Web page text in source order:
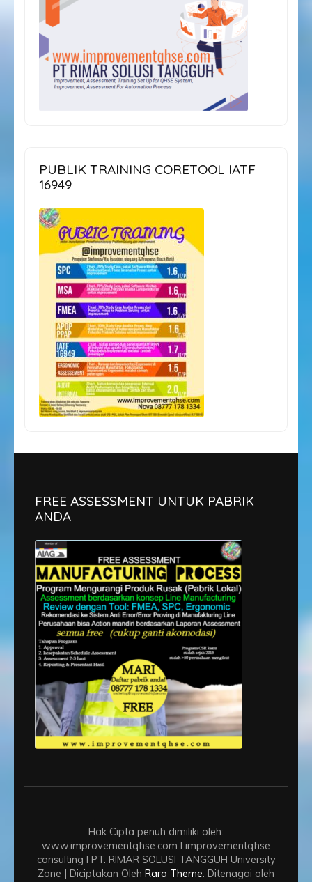
PUBLIK TRAINING CORETOOL IATF
16949
FREE ASSESSMENT UNTUK PABRIK
ANDA
Hak Cipta penuh dimiliki oleh:
www.improvementqhse.com I improvementqhse
consulting I PT. RIMAR SOLUSI TANGGUH University
Zone | Diciptakan Oleh Rara Theme. Ditenagai oleh